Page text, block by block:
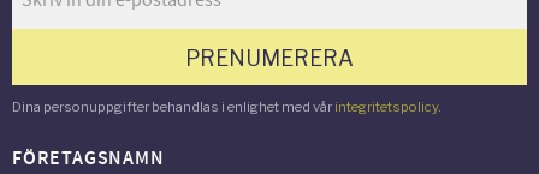
PRENUMERERA
Dina personuppgifter behandlas i enlighet med vår integritetspolicy.
FÖRETAGSNAMN